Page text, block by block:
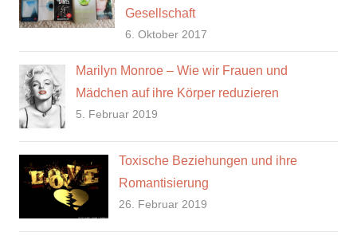
Gesellschaft
6. Oktober 2017
Marilyn Monroe – Wie wir Frauen und
Mädchen auf ihre Körper reduzieren
5. Februar 2019
Toxische Beziehungen und ihre
Romantisierung
26. Februar 2019